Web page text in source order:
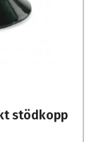
stödkopp